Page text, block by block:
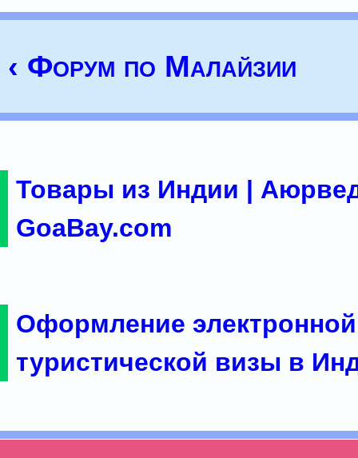
‹ Форум по Малайзии
Товары из Индии |
GoaBay.com
Оформление электронной
туристической визы в